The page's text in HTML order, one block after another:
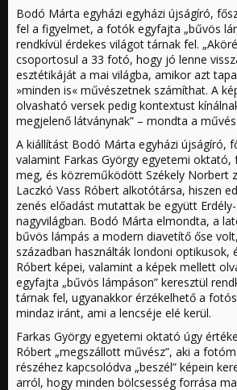
Bodó Márta egyházi egyházi újságíró,
fel a figyelmet, a fotók egyfajta „bűvös
rendkívül érdekes világot tárnak fel.
csoportosul a 33 fotó, hogy jó lenne
esztétikáját a mai világba, amikor azt
»minden is« művészetnek számíthat. A
olvasható versek pedig kontextust
megjelenő látványnak” – mondta a
A kiállítást Bodó Márta egyházi újságíró,
valamint Farkas György egyetemi
meg, és közreműködött Székely Norbert
Laczkó Vass Róbert alkotótársa, hiszen
zenés előadást mutattak be együtt
nagyvilágban. Bodó Márta elmondta, a
bűvös lámpás a modern diavetítő őse
században használták londoni optikusok,
Róbert képei, valamint a képek mellett
egyfajta „bűvös lámpáson” keresztül
tárnak fel, ugyanakkor érzékelhető a
mindaz iránt, ami a lencséje elé kerül.
Farkas György egyetemi oktató úgy
Róbert „megszállott művész”, aki a
részéhez kapcsolódva „beszél” képein
arról, hogy minden bölcsesség forrása